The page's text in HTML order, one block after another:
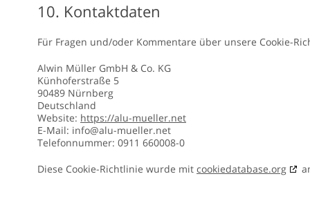
10. Kontaktdaten
Für Fragen und/oder Kommentare über unsere Cookie-
Alwin Müller GmbH & Co. KG
Künhoferstraße 5
90489 Nürnberg
Deutschland
Website: https://alu-mueller.net
E-Mail: info@alu-mueller.net
Telefonnummer: 0911 660008-0
Diese Cookie-Richtlinie wurde mit cookiedatabase.org